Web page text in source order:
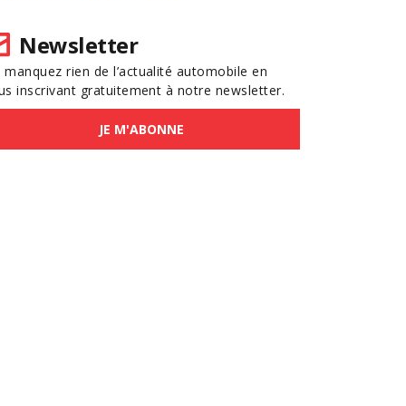
Newsletter
manquez rien de l’actualité automobile en
inscrivant gratuitement à notre newsletter.
JE M'ABONNE